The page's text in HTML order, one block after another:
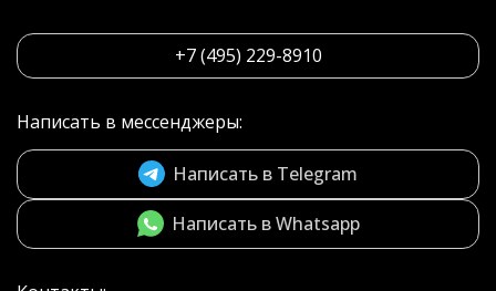
+7 (495) 229-8910
Написать в мессенджеры:
Написать в Telegram
Написать в Whatsapp